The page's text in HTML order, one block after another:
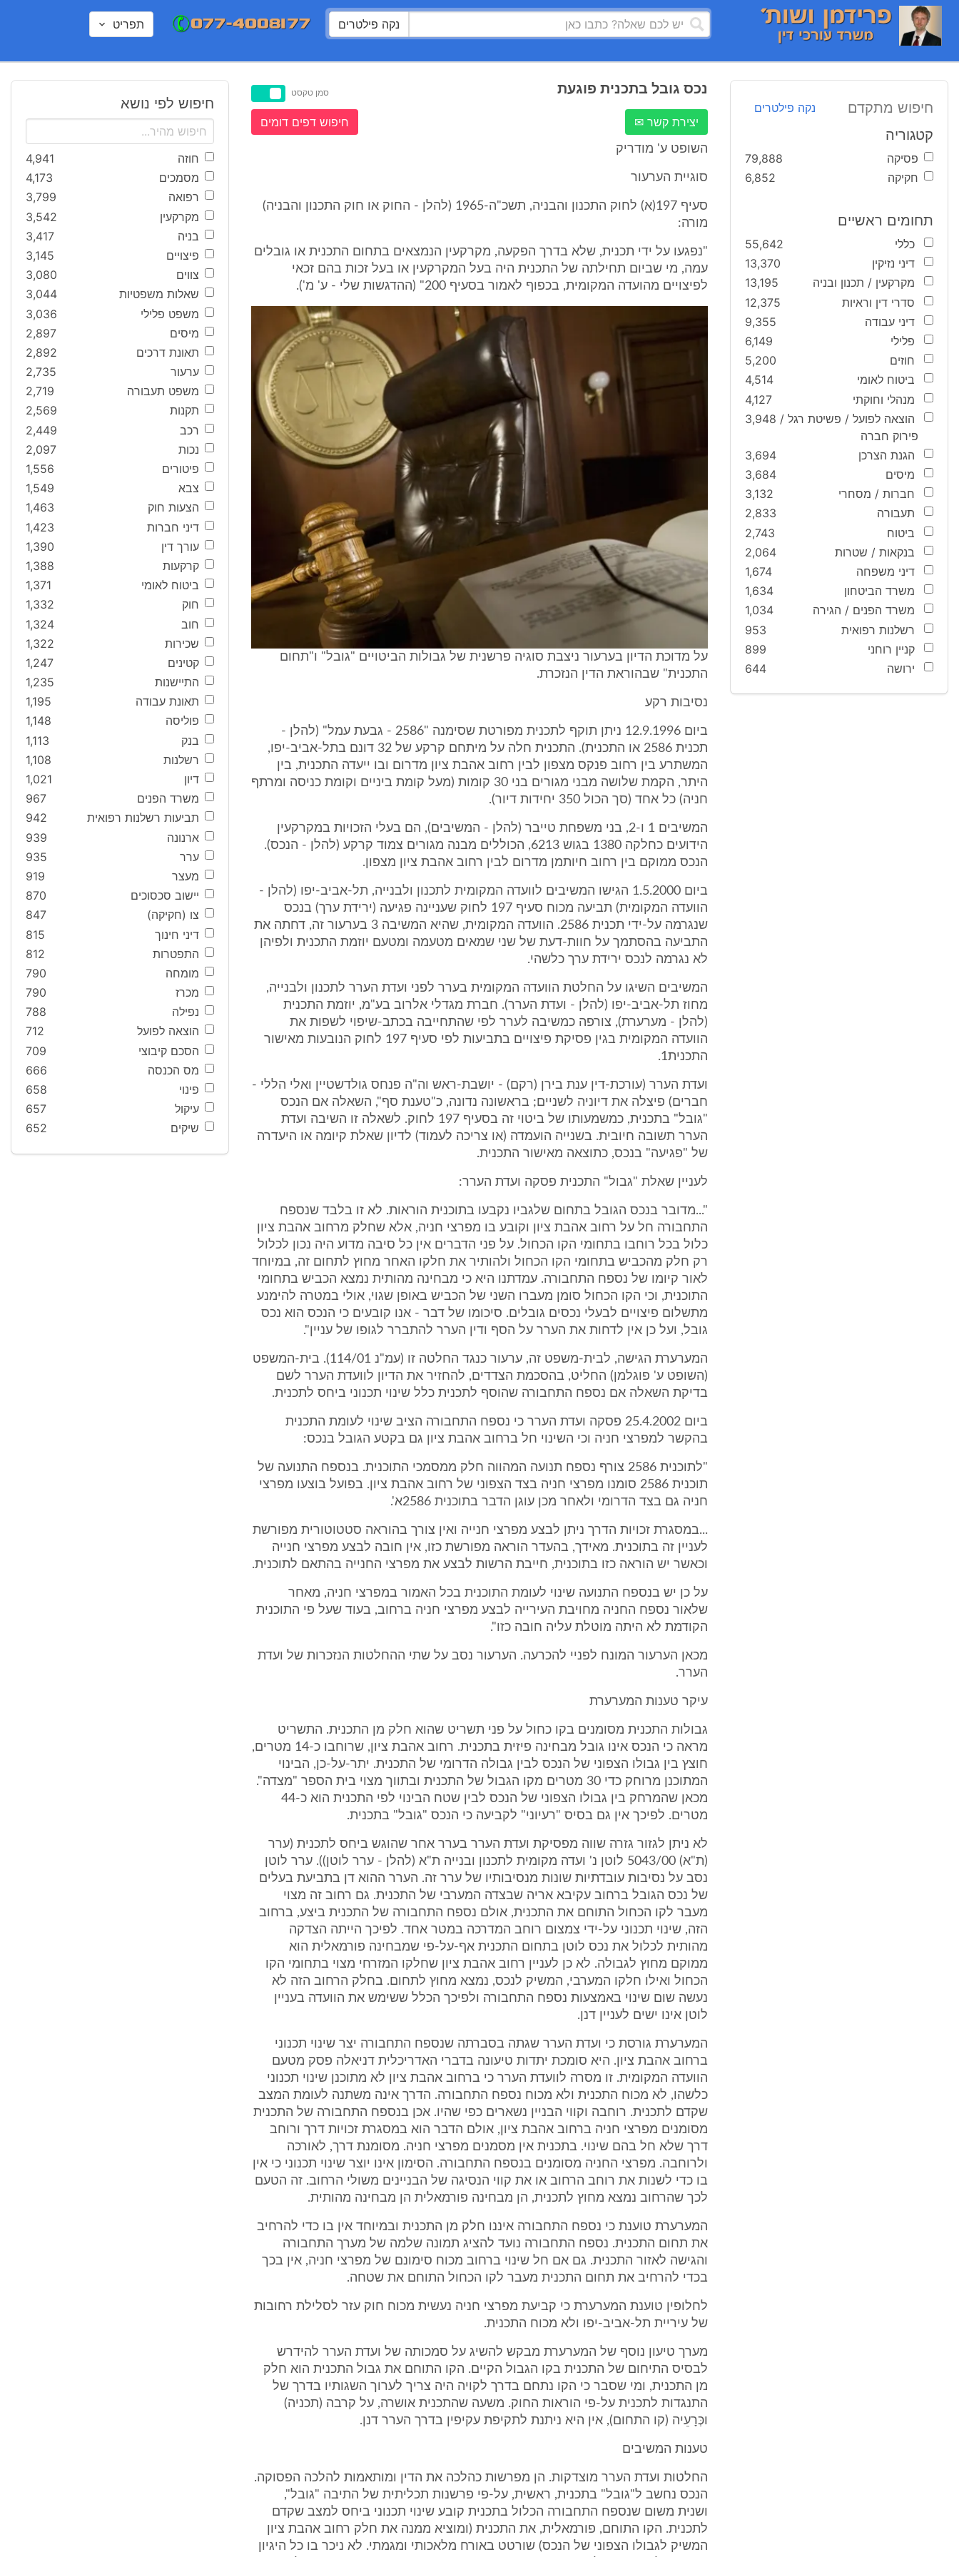
נקה פילטרים תפריט
חיפוש מתקדם נקה פילטרים
קטגוריה
פסיקה
79,888
חקיקה
6,852
תחומים ראשיים
כללי
55,642
דיני נזיקין
13,370
מקרקעין / תכנון ובניה
13,195
סדרי דין וראיות
12,375
דיני עבודה
9,355
פלילי
6,149
חוזים
5,200
ביטוח לאומי
4,514
מנהלי וחוקתי
4,127
הוצאה לפועל / פשיטת רגל /
פירוק חברה
3,948
הגנת הצרכן
3,694
מיסים
3,684
חברות / מסחרי
3,132
תעבורה
2,833
ביטוח
2,743
בנקאות / שטרות
2,064
דיני משפחה
1,674
משרד הביטחון
1,634
משרד הפנים / הגירה
1,034
רשלנות רפואית
953
קניין רוחני
899
ירושה
644
נכס גובל בתכנית פוגעת סמן טקסט
יצירת קשר ✉ חיפוש דפים דומים
השופט ע' מודריק
סוגיית הערעור
סעיף 197(א) לחוק התכנון והבניה, תשכ"ה-1965 (להלן - החוק או חוק התכנון והבניה)
מורה:
"נפגעו על ידי תכנית, שלא בדרך הפקעה, מקרקעין הנמצאים בתחום התכנית או גובלים
עמה, מי שביום תחילתה של התכנית היה בעל המקרקעין או בעל זכות בהם זכאי
לפיצויים מהועדה המקומית, בכפוף לאמור בסעיף 200" (ההדגשות שלי - ע' מ').
על מדוכת הדיון בערעור ניצבת סוגיה פרשנית של גבולות הביטויים "גובל" ו"תחום
התכנית" שבהוראת הדין הנזכרת.
נסיבות רקע
ביום 12.9.1996 ניתן תוקף לתכנית מפורטת שסימנה "2586 - גבעת עמל" (להלן -
תכנית 2586 או התכנית). התכנית חלה על מיתחם קרקע של 32 דונם בתל-אביב-יפו,
המשתרע בין רחוב פנקס מצפון לבין רחוב אהבת ציון מדרום ובו ייעדה התכנית, בין
היתר, הקמת שלושה מבני מגורים בני 30 קומות (מעל קומת ביניים וקומת כניסה ומרתף
חניה) כל אחד (סך הכול 350 יחידות דיור).
המשיבים 1 ו-2, בני משפחת טייבר (להלן - המשיבים), הם בעלי הזכויות במקרקעין
הידועים כחלקה 1380 בגוש 6213, הכוללים מבנה מגורים צמוד קרקע (להלן - הנכס).
הנכס ממוקם בין רחוב חיותמן מדרום לבין רחוב אהבת ציון מצפון.
ביום 1.5.2000 הגישו המשיבים לוועדה המקומית לתכנון ולבנייה, תל-אביב-יפו (להלן -
הוועדה המקומית) תביעה מכוח סעיף 197 לחוק שעניינה פגיעה (ירידת ערך) בנכס
שנגרמה על-ידי תכנית 2586. הוועדה המקומית, שהיא המשיבה 3 בערעור זה, דחתה את
התביעה בהסתמך על חוות-דעת של שני שמאים מטעמה ומטעם יוזמת התכנית ולפיהן
לא נגרמה לנכס ירידת ערך כלשהי.
המשיבים השיגו על החלטת הוועדה המקומית בערר לפני ועדת הערר לתכנון ולבנייה,
מחוז תל-אביב-יפו (להלן - ועדת הערר). חברת מגדלי אלרוב בע"מ, יוזמת התכנית
(להלן - מערערת), צורפה כמשיבה לערר לפי שהתחייבה בכתב-שיפוי לשפות את
הוועדה המקומית בגין פסיקת פיצויים בתביעות לפי סעיף 197 לחוק הנובעות מאישור
התכנית1.
ועדת הערר (עורכת-דין ענת בירן (רקם) - יושבת-ראש וה"ה פנחס גולדשטיין ואלי הללי -
חברים) פיצלה את דיוניה לשניים; בראשונה נדונה, כ"טענת סף", השאלה אם הנכס
"גובל" בתכנית, כמשמעותו של ביטוי זה בסעיף 197 לחוק. לשאלה זו השיבה ועדת
הערר תשובה חיובית. בשנייה הועמדה (או צריכה לעמוד) לדיון שאלת קיומה או היעדרה
של "פגיעה" בנכס, כתוצאה מאישור התכנית.
לעניין שאלת "גבול" התכנית פסקה ועדת הערר:
"...מדובר בנכס הגובל בתחום שלגביו נקבעו בתוכנית הוראות. לא זו בלבד שנספח
התחבורה חל על רחוב אהבת ציון וקובע בו מפרצי חניה, אלא שחלק מרחוב אהבת ציון
כלול בכל רוחבו בתחומי הקו הכחול. על פני הדברים אין כל סיבה מדוע היה נכון לכלול
רק חלק מהכביש בתחומי הקו הכחול ולהותיר את חלקו האחר מחוץ לתחום זה, במיוחד
לאור קיומו של נספח התחבורה. עמדתנו היא כי מבחינה מהותית נמצא הכביש בתחומי
התוכנית, וכי הקו הכחול סומן מעברו השני של הכביש באופן שגוי, אולי במטרה להימנע
מתשלום פיצויים לבעלי נכסים גובלים. סיכומו של דבר - אנו קובעים כי הנכס הוא נכס
גובל, ועל כן אין לדחות את הערר על הסף ודין הערר להתברר לגופו של עניין".
המערערת הגישה, לבית-משפט זה, ערעור כנגד החלטה זו (עמ"נ 114/01). בית-המשפט
(השופט ע' פוגלמן) החליט, בהסכמת הצדדים, להחזיר את הדיון לוועדת הערר לשם
בדיקת השאלה אם נספח התחבורה שהוסף לתכנית כלל שינוי תכנוני ביחס לתכנית.
ביום 25.4.2002 פסקה ועדת הערר כי נספח התחבורה הציב שינוי לעומת התכנית
בהקשר למפרצי חניה וכי השינוי חל ברחוב אהבת ציון גם בקטע הגובל בנכס:
"לתוכנית 2586 צורף נספח תנועה המהווה חלק ממסמכי התוכנית. בנספח התנועה של
תוכנית 2586 סומנו מפרצי חניה בצד הצפוני של רחוב אהבת ציון. בפועל בוצעו מפרצי
חניה גם בצד הדרומי ולאחר מכן עוגן הדבר בתוכנית 2586א'.
...במסגרת זכויות הדרך ניתן לבצע מפרצי חנייה ואין צורך בהוראה סטטוטורית מפורשת
לעניין זה בתוכנית. מאידך, בהעדר הוראה מפורשת כזו, אין חובה לבצע מפרצי חנייה
וכאשר יש הוראה כזו בתוכנית, חייבת הרשות לבצע את מפרצי החנייה בהתאם לתוכנית.
על כן יש בנספח התנועה שינוי לעומת התוכנית בכל האמור במפרצי חניה, מאחר
שלאור נספח החניה מחויבת העירייה לבצע מפרצי חניה ברחוב, בעוד שעל פי התוכנית
הקודמת לא היתה מוטלת עליה חובה כזו".
מכאן הערעור המונח לפניי להכרעה. הערעור נסב על שתי ההחלטות הנזכרות של ועדת
הערר.
עיקר טענות המערערת
גבולות התכנית מסומנים בקו כחול על פני תשריט שהוא חלק מן התכנית. התשריט
מראה כי הנכס אינו גובל מבחינה פיזית בתכנית. רחוב אהבת ציון, שרוחבו כ-14 מטרים,
חוצץ בין גבולו הצפוני של הנכס לבין גבולה הדרומי של התכנית. יתר-על-כן, הבינוי
המתוכנן מרוחק כדי 30 מטרים מקו הגבול של התכנית ובתווך מצוי בית הספר "מצדה".
מכאן שהמרחק בין גבולו הצפוני של הנכס לבין שטח הבינוי לפי התכנית הוא כ-44
מטרים. לפיכך אין גם בסיס "רעיוני" לקביעה כי הנכס "גובל" בתכנית.
לא ניתן לגזור גזרה שווה מפסיקת ועדת הערר בערר אחר שהוגש ביחס לתכנית (ערר
(ת"א) 5043/00 לוטן נ' ועדה מקומית לתכנון ובנייה ת"א (להלן - ערר לוטן)). ערר לוטן
נסב על נסיבות עובדתיות שונות מנסיבותיו של ערר זה. הערר ההוא דן בתביעת בעלים
של נכס הגובל ברחוב עקיבא אריה שבצדה המערבי של התכנית. גם רחוב זה מצוי
מעבר לקו הכחול התוחם את התכנית, אולם נספח התחבורה של התכנית ביצע, ברחוב
הזה, שינוי תכנוני על-ידי צמצום רוחב המדרכה במטר אחד. לפיכך הייתה הצדקה
מהותית לכלול את נכס לוטן בתחום התכנית אף-על-פי שמבחינה פורמאלית הוא
ממוקם מחוץ לגבולה. לא כן לעניין רחוב אהבת ציון שחלקו המזרחי מצוי בתחומי הקו
הכחול ואילו חלקו המערבי, המשיק לנכס, נמצא מחוץ לתחום. בחלק הרחוב הזה לא
נעשה שום שינוי באמצעות נספח התחבורה ולפיכך הכלל ששימש את הוועדה בעניין
לוטן אינו ישים לעניין דנן.
המערערת גורסת כי ועדת הערר שגתה בסברתה שנספח התחבורה יצר שינוי תכנוני
ברחוב אהבת ציון. היא סומכת יתדות טיעונה בדברי האדריכלית דניאלה פסק מטעם
הוועדה המקומית. זו מסרה לוועדת הערר כי ברחוב אהבת ציון לא מתוכנן שינוי תכנוני
כלשהו, לא מכוח התכנית ולא מכוח נספח התחבורה. הדרך אינה משתנה לעומת המצב
שקדם לתכנית. רוחבה וקווי הבניין נשארים כפי שהיו. אכן בנספח התחבורה של התכנית
מסומנים מפרצי חניה ברחוב אהבת ציון, אולם הדבר הוא במסגרת זכויות דרך ורוחב
דרך שלא חל בהם שינוי. בתכנית אין מסמנים מפרצי חניה. מסומנת דרך, לאורכה
ולרוחבה. מפרצי החניה מסומנים בנספח התחבורה. הסימון אינו יוצר שינוי תכנוני כי אין
בו כדי לשנות את רוחב הרחוב או את קווי הנסיגה של הבניינים משולי הרחוב. זה הטעם
לכך שהרחוב נמצא מחוץ לתכנית, הן מבחינה פורמאלית הן מבחינה מהותית.
המערערת טוענת כי נספח התחבורה איננו חלק מן התכנית ובמיוחד אין בו כדי להרחיב
את תחום התכנית. נספח התחבורה נועד להציג תמונה שלמה של מערך התחבורה
והגישה לאזור התכנית. גם אם חל שינוי ברחוב מכוח סימונם של מפרצי חניה, אין בכך
בכדי להרחיב את תחום התכנית מעבר לקו הכחול התוחם את שטחה.
לחלופין טוענת המערערת כי קביעת מפרצי חניה נעשית מכוח חוק עזר לסלילת רחובות
של עיריית תל-אביב-יפו ולא מכוח התכנית.
מערך טיעון נוסף של המערערת מבקש להשיג על סמכותה של ועדת הערר להידרש
לבסיס התיחום של התכנית בקו הגבול הקיים. הקו התוחם את גבול התכנית הוא חלק
מן התכנית, ומי שסבר כי הקו נתחם בדרך לקויה היה צריך לערוך השגותיו בדרך של
התנגדות לתכנית על-פי הוראות החוק. משעה שהתכנית אושרה, על קרבה (תכניה)
וכְּרָעֵיה (קו התחום), אין היא ניתנת לתקיפת עקיפין בדרך הערר דנן.
טענות המשיבים
החלטות ועדת הערר מוצדקות. הן מפרשות כהלכה את הדין ומותאמות להלכה הפסוקה.
הנכס נחשב ל"גובל" בתכנית, ראשית, על-פי פרשנות תכליתית של התיבה "גובל",
ושנית משום שנספח התחבורה הכלול בתכנית קובע שינוי תכנוני ביחס למצב שקדם
לתכנית. הקו התוחם, פורמאלית, את התכנית (ומוציא ממנה את חלק רחוב אהבת ציון
המשיק לגבולו הצפוני של הנכס) שורטט באורח מלאכותי ומגמתי. לא ניכר בו כל היגיון
חיפוש לפי נושא
חוזה
4,941
מסמכים
4,173
רפואה
3,799
מקרקעין
3,542
בניה
3,417
פיצויים
3,145
צווים
3,080
שאלות משפטיות
3,044
משפט פלילי
3,036
מיסים
2,897
תאונת דרכים
2,892
ערעור
2,735
משפט תעבורה
2,719
תקנות
2,569
רכב
2,449
נכות
2,097
פיטורים
1,556
צבא
1,549
הצעות חוק
1,463
דיני חברות
1,423
עורך דין
1,390
קרקעות
1,388
ביטוח לאומי
1,371
חוק
1,332
חוב
1,324
שכירות
1,322
קטינים
1,247
התיישנות
1,235
תאונת עבודה
1,195
פוליסה
1,148
בנק
1,113
רשלנות
1,108
דיון
1,021
משרד הפנים
967
תביעות רשלנות רפואית
942
ארנונה
939
ערר
935
מעצר
919
יישוב סכסוכים
870
צו (חקיקה)
847
דיני חינוך
815
התפטרות
812
מומחה
790
מכרז
790
נפילה
788
הוצאה לפועל
712
הסכם קיבוצי
709
מס הכנסה
666
פינוי
658
עיקול
657
שיקים
652